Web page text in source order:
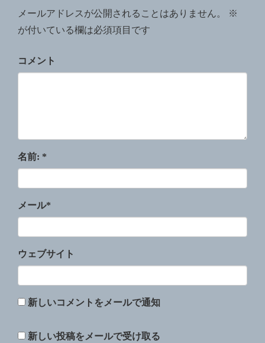
メールアドレスが公開されることはありません。
※
が付いている欄は必須項目です
コメント
名前: *
メール*
ウェブサイト
新しいコメントをメールで通知
新しい投稿をメールで受け取る